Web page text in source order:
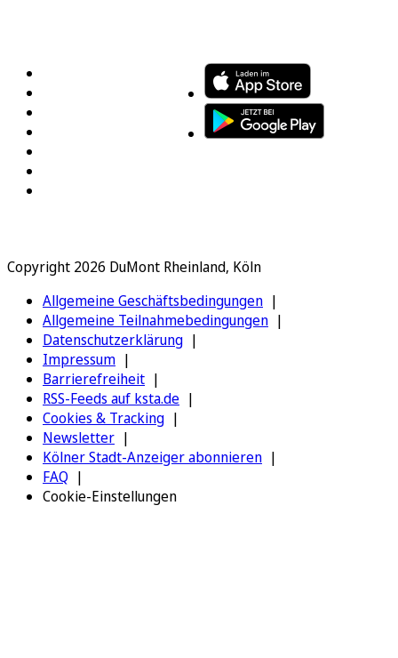
Copyright 2026 DuMont Rheinland, Köln
Allgemeine Geschäftsbedingungen
Allgemeine Teilnahmebedingungen
Datenschutzerklärung
Impressum
Barrierefreiheit
RSS-Feeds auf ksta.de
Cookies & Tracking
Newsletter
Kölner Stadt-Anzeiger abonnieren
FAQ
Cookie-Einstellungen